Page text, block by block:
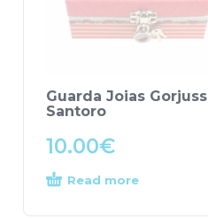
Guarda Joias Gorjuss
Santoro
10.00€
Read more